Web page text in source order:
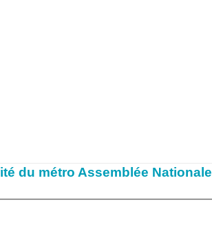
du métro Assemblée Nationale